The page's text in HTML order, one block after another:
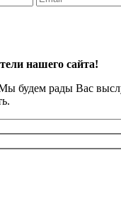
нашего сайта!
будем рады Вас